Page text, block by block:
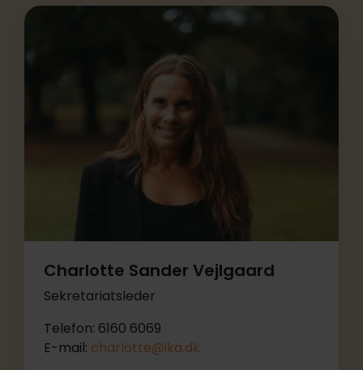
Charlotte Sander Vejlgaard
Sekretariatsleder
Telefon: 6160 6069
E-mail: charlotte@ika.dk